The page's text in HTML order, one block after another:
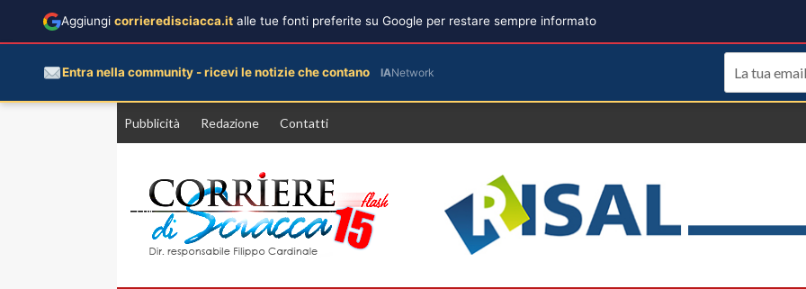
Pubblicità Redazione Contatti
Aggiungi corrieredisciacca.it alle tue fonti preferite su Google per restare sempre informato
Entra nella community - ricevi le notizie che contano IANetwork